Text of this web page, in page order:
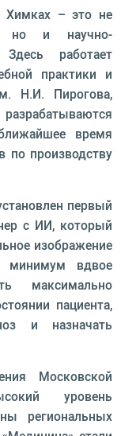
Химках – это не
но и научно-
Здесь работает
практики и
Н.И. Пирогова,
время
по производству
первый
с ИИ, который
изображение
минимум вдвое
максимально
пациента,
и назначать
Московской
уровень
региональных